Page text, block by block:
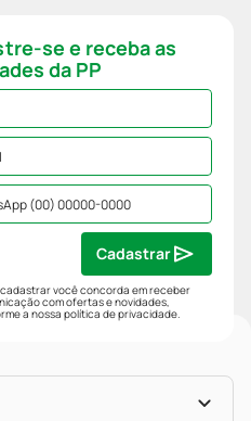
se e receba as
da PP
cadastrar você concorda em receber
com ofertas e novidades,
a nossapolítica de privacidade.
Cadastrar